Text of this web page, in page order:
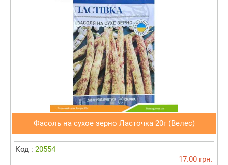
Фасоль на сухое зерно Ласточка 20г (Велес)
Код : 20554
17.00 грн.